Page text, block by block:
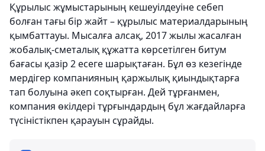
Құрылыс жұмыстарының кешеуілдеуіне себеп
болған тағы бір жайт – құрылыс материалдарының
қымбаттауы. Мысалға алсақ, 2017 жылы жасалған
жобалық-сметалық құжатта көрсетілген битум
бағасы қазір 2 есеге шарықтаған. Бұл өз кезегінде
мердігер компанияның қаржылық қиындықтарға
тап болуына әкеп соқтырған. Дей тұрғанмен,
компания өкілдері тұрғындардың бұл жағдайларға
түсіністікпен қарауын сұрайды.